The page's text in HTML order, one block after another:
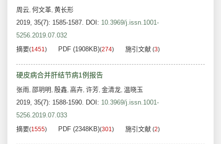
周云, 何文革, 黄长形
2019, 35(7): 1585-1587. DOI: 10.3969/j.issn.1001-
5256.2019.07.032
摘要(1451) PDF (1908KB)(274) 施引文献 (3)
硬皮病合并肝结节病1例报告
张雨, 邵玥明 , 殷鑫, 高卉, 许芳, 金清龙, 温晓玉
2019, 35(7): 1588-1590. DOI: 10.3969/j.issn.1001-
5256.2019.07.033
摘要(1555) PDF (2348KB)(301) 施引文献 (2)